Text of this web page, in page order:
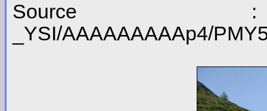
Source : http://
_YSI/AAAAAAAAAp4/